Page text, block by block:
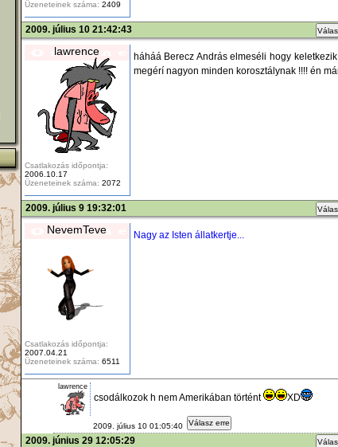
Üzeneteinek száma: 2409
2009. július 10 21:42:43
lawrence
Csatlakozás időpontja:
2006.10.17
Üzeneteinek száma: 2072
háháá Berecz András elmeséli hogy keletkezik
megérí nagyon minden korosztálynak !!!! én
2009. július 9 19:32:01
NevemTeve
Csatlakozás időpontja:
2007.04.21
Üzeneteinek száma: 6511
Nagy az Isten állatkertje...
lawrence
csodálkozok h nem Amerikában történt XD
2009. július 10 01:05:40 Válasz erre
2009. június 29 12:05:29